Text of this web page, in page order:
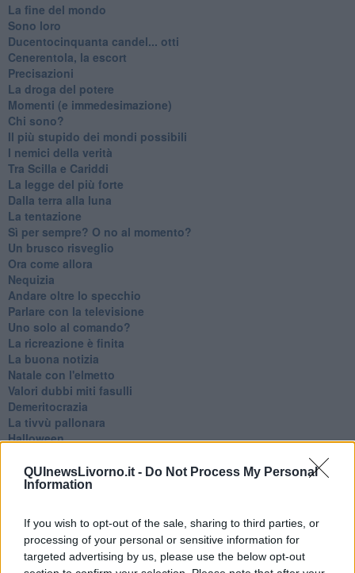
QUInewsLivorno.it - Do Not Process My Personal
Information
If you wish to opt-out of the sale, sharing to third parties, or
processing of your personal or sensitive information for
targeted advertising by us, please use the below opt-out
La fine del mondo
Sono loro
Ducentocinquanta candel... otti
Cenerentola, la escort
Precisazioni
La droga del potere
Momenti (e immedesimazione)
Chi sono?
Il più stupido dei mondi possibili
I nemici della verità
Tra Scilla e Cariddi
La legge del più forte
Dalla terra alla luna
La tentazione
​Sì per sempre? O no al momento?
Un brusco risveglio
Ora come allora
Nequizia
Andare oltre lo specchio
Parlare con la televisione
Uno solo al comando?
La ricreazione è finita
La buona notizia
Natale con l'elmetto
Valori dubbi miti fasulli
Demeritocrazia
La tivvù pallonara
Halloween
Facile profezia
Il terzo compito
Fu vera gloria?
La guerricciola delle due rose
La truffa all'anziano
Alla fermata dell'autobus